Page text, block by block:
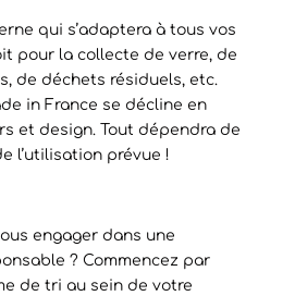
qui s’adaptera à tous vos
pour la collecte de verre, de
de déchets résiduels, etc.
in France se décline en
et design. Tout dépendra de
l’utilisation prévue !
engager dans une
? Commencez par
de tri au sein de votre